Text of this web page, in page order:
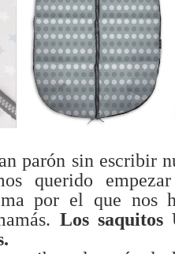
parón sin escribir
querido
por el que nos
Los saquitos